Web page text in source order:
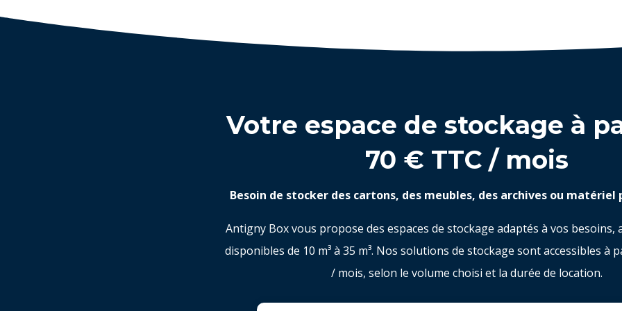
Votre espace de stockage à
70 € TTC / mois
Besoin de stocker des cartons, des meubles, des archives ou matériel
Antigny Box vous propose des espaces de stockage adaptés à vos besoins,
disponibles de 10 m³ à 35 m³. Nos solutions de stockage sont accessibles à
/ mois, selon le volume choisi et la durée de location.